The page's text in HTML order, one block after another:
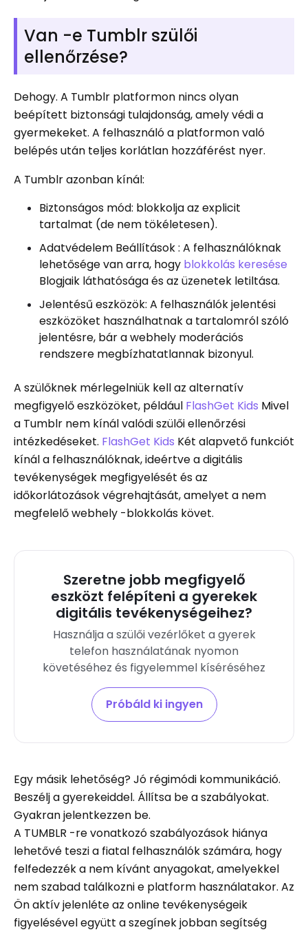
Van -e Tumblr szülői
ellenőrzése?
Dehogy. A Tumblr platformon nincs olyan
beépített biztonsági tulajdonság, amely védi a
gyermekeket. A felhasználó a platformon való
belépés után teljes korlátlan hozzáférést nyer.
A Tumblr azonban kínál:
Biztonságos mód: blokkolja az explicit
tartalmat (de nem tökéletesen).
Adatvédelem Beállítások : A felhasználóknak
lehetősége van arra, hogy blokkolás keresése
Blogjaik láthatósága és az üzenetek letiltása.
Jelentésű eszközök: A felhasználók jelentési
eszközöket használhatnak a tartalomról szóló
jelentésre, bár a webhely moderációs
rendszere megbízhatatlannak bizonyul.
A szülőknek mérlegelniük kell az alternatív
megfigyelő eszközöket, például FlashGet Kids Mivel
a Tumblr nem kínál valódi szülői ellenőrzési
intézkedéseket. FlashGet Kids Két alapvető funkciót
kínál a felhasználóknak, ideértve a digitális
tevékenységek megfigyelését és az
időkorlátozások végrehajtását, amelyet a nem
megfelelő webhely -blokkolás követ.
Szeretne jobb megfigyelő
eszközt felépíteni a gyerekek
digitális tevékenységeihez?
Használja a szülői vezérlőket a gyerek
telefon használatának nyomon
követéséhez és figyelemmel kíséréséhez
Próbáld ki ingyen
Egy másik lehetőség? Jó régimódi kommunikáció.
Beszélj a gyerekeiddel. Állítsa be a szabályokat.
Gyakran jelentkezzen be.
A TUMBLR -re vonatkozó szabályozások hiánya
lehetővé teszi a fiatal felhasználók számára, hogy
felfedezzék a nem kívánt anyagokat, amelyekkel
nem szabad találkozni e platform használatakor. Az
Ön aktív jelenléte az online tevékenységeik
figyelésével együtt a szegínek jobban segítség